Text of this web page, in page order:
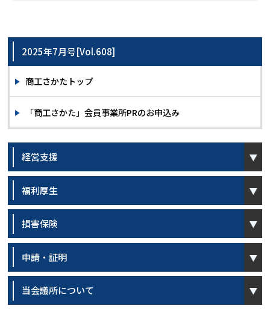
2025年7月号[Vol.608]
商工さかたトップ
「商工さかた」会員事業所PRのお申込み
経営支援
福利厚生
損害保険
申請・証明
当会議所について